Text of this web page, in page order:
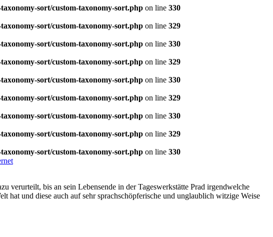
sort/custom-taxonomy-sort.php on line 330
sort/custom-taxonomy-sort.php on line 329
sort/custom-taxonomy-sort.php on line 330
sort/custom-taxonomy-sort.php on line 329
sort/custom-taxonomy-sort.php on line 330
sort/custom-taxonomy-sort.php on line 329
sort/custom-taxonomy-sort.php on line 330
sort/custom-taxonomy-sort.php on line 329
sort/custom-taxonomy-sort.php on line 330
bis an sein Lebensende in der Tageswerkstätte Prad irgendwelche
und diese auch auf sehr sprachschöpferische und unglaublich witzige Weise